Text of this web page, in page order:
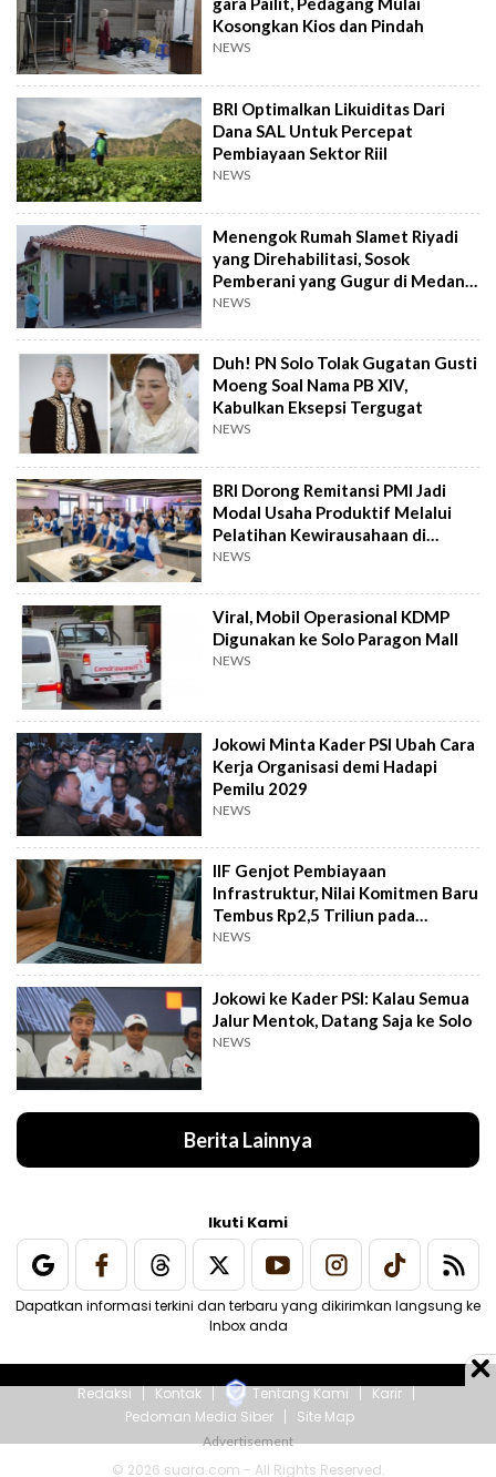
Kosongkan Kios dan Pindah
NEWS
BRI Optimalkan Likuiditas Dari
Dana SAL Untuk Percepat
Pembiayaan Sektor Riil
NEWS
Menengok Rumah Slamet Riyadi
yang Direhabilitasi, Sosok
Pemberani yang Gugur di Medan
Perang
NEWS
Duh! PN Solo Tolak Gugatan Gusti
Moeng Soal Nama PB XIV,
Kabulkan Eksepsi Tergugat
NEWS
BRI Dorong Remitansi PMI Jadi
Modal Usaha Produktif Melalui
Pelatihan Kewirausahaan di
Taiwan
NEWS
Viral, Mobil Operasional KDMP
Digunakan ke Solo Paragon Mall
NEWS
Jokowi Minta Kader PSI Ubah Cara
Kerja Organisasi demi Hadapi
Pemilu 2029
NEWS
IIF Genjot Pembiayaan
Infrastruktur, Nilai Komitmen Baru
Tembus Rp2,5 Triliun pada
Semester I 2026
NEWS
Jokowi ke Kader PSI: Kalau Semua
Jalur Mentok, Datang Saja ke Solo
NEWS
Berita Lainnya
Ikuti Kami
Dapatkan informasi terkini dan terbaru yang dikirimkan langsung ke
Inbox anda
Redaksi Kontak Tentang Kami
Karir
Pedoman Media Siber
Site Map
© 2026 suara.com - All Rights Reserved.